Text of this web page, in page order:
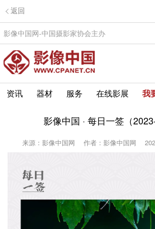
返回
影像中国网-中国摄影家协会主办
资讯 器材 服务 在线影展 我
影像中国 · 每日一签（
来源：影像中国网 作者：影像中国网